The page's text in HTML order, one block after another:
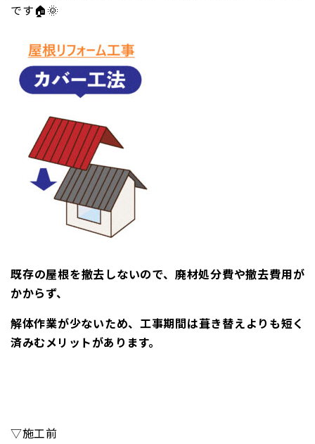
です🏠🌞
既存の屋根を撤去しないので、廃材処分費や撤去費用が
かからず、
解体作業が少ないため、工事期間は葺き替えよりも短く
済みむメリットがあります。
▽施工前